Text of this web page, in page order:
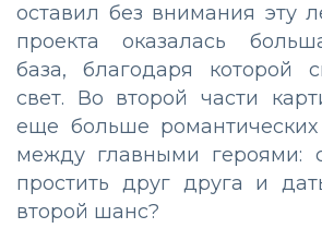
оставил без внимания эту
проекта оказалась
база, благодаря которой
свет. Во второй части
еще больше
между главными героями:
простить друг друга и
второй шанс?